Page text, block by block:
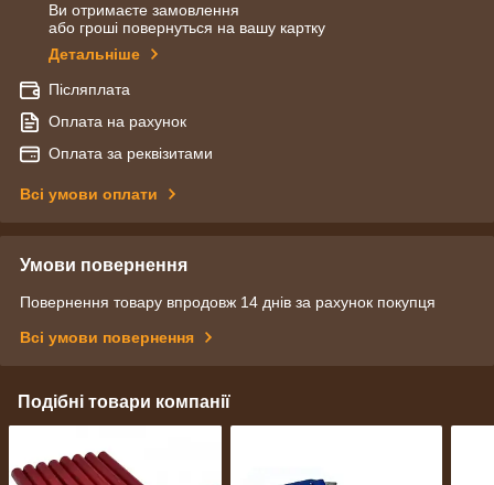
Ви отримаєте замовлення
або гроші повернуться на вашу картку
Детальніше
Післяплата
Оплата на рахунок
Оплата за реквізитами
Всі умови оплати
Умови повернення
Повернення товару впродовж 14 днів за рахунок покупця
Всі умови повернення
Подібні товари компанії